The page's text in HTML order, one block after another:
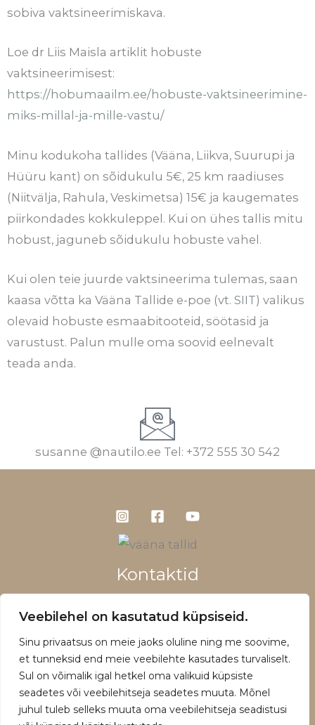
Veebilehel on kasutatud küpsiseid.
Sinu privaatsus on meie jaoks oluline ning me soovime,
et tunneksid end meie veebilehte kasutades turvaliselt.
Sul on võimalik igal hetkel oma valikuid küpsiste
seadetes või veebilehitseja seadetes muuta. Mõnel
juhul tuleb selleks muuta oma veebilehitseja seadistusi
sobiva vaktsineerimiskava.
Loe dr Liis Maisla artiklit hobuste
vaktsineerimisest:
https://hobumaailm.ee/hobuste-vaktsineerimine-
miks-millal-ja-mille-vastu/
Minu kodukoha tallides (Vääna, Liikva, Suurupi ja
Hüüru kant) on sõidukulu 5€, 25 km raadiuses
(Niitvälja, Rahula, Veskimetsa) 15€ ja kaugemates
piirkondades kokkuleppel. Kui on ühes tallis mitu
hobust, jaguneb sõidukulu hobuste vahel.
Kui olen teie juurde vaktsineerima tulemas, saan
kaasa võtta ka Vääna Tallide e-poe (vt. SIIT) valikus
olevaid hobuste esmaabitooteid, söötasid ja
varustust. Palun mulle oma soovid eelnevalt
teada anda.
susanne @nautilo.ee Tel: +372 555 30 542
Kontaktid
+372 5660 1028
Müügitingimused ja privaatsuspoliitika